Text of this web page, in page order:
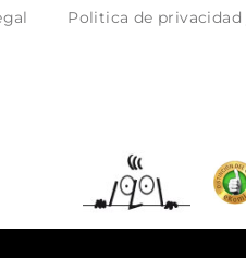
Politica de privacidad